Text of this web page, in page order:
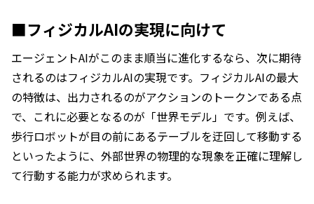
■フィジカルAIの実現に向けて
エージェントAIがこのまま順当に進化するなら、次に期待
されるのはフィジカルAIの実現です。フィジカルAIの最大
の特徴は、出力されるのがアクションのトークンである点
で、これに必要となるのが「世界モデル」です。例えば、
歩行ロボットが目の前にあるテーブルを迂回して移動する
といったように、外部世界の物理的な現象を正確に理解し
て行動する能力が求められます。